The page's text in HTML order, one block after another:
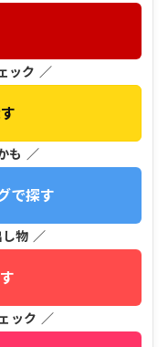
ック ／
も ／
で探す
物 ／
ック ／